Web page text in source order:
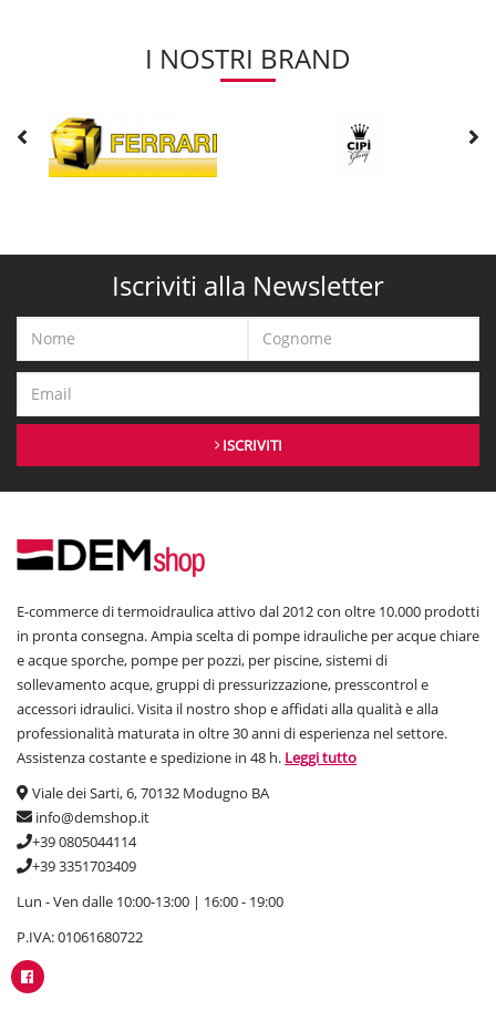
I NOSTRI BRAND
Iscriviti alla Newsletter
ISCRIVITI
E-commerce di termoidraulica attivo dal 2012 con oltre 10.000 prodotti
in pronta consegna. Ampia scelta di pompe idrauliche per acque chiare
e acque sporche, pompe per pozzi, per piscine, sistemi di
sollevamento acque, gruppi di pressurizzazione, presscontrol e
accessori idraulici. Visita il nostro shop e affidati alla qualità e alla
professionalità maturata in oltre 30 anni di esperienza nel settore.
Assistenza costante e spedizione in 48 h. Leggi tutto
Viale dei Sarti, 6, 70132 Modugno BA
info@demshop.it
+39 0805044114
+39 3351703409
Lun - Ven dalle 10:00-13:00 | 16:00 - 19:00
P.IVA: 01061680722